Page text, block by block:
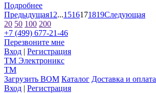
Подробнее
Предыдущая1 2...1516171819Следующая
20 50 100 200
+7 (499) 677-21-46
Перезвоните мне
Вход | Регистрация
TM Электроникс
TM
Загрузить BOM Каталог Доставка и оплата
Вход | Регистрация